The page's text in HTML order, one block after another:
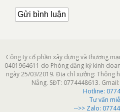
Công ty cổ phần xây dựng và thương
0401964611 do Phòng đăng ký kinh
ngày 25/03/2019. Địa chỉ xưởng: Thông
Nẵng. SĐT: 0774448613.
Hotline:
Tư vấn
-->> Zalo: